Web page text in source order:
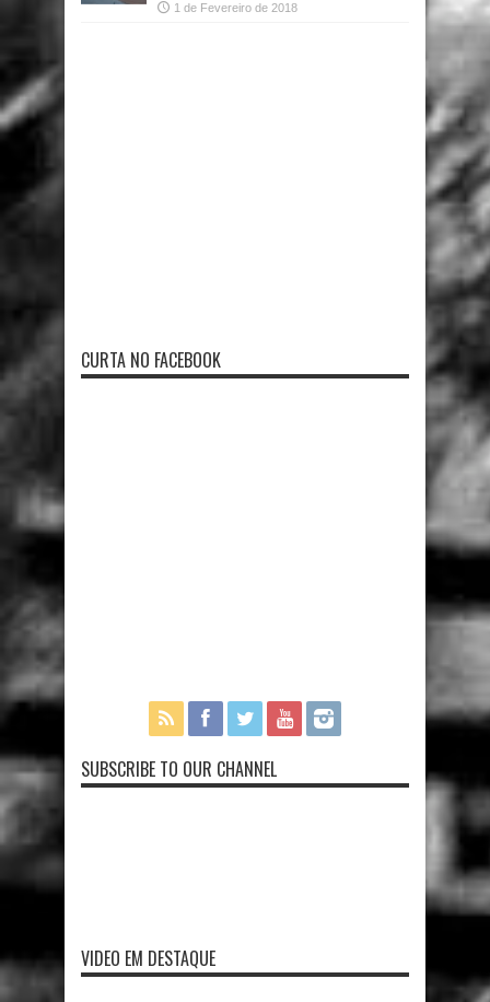
1 de Fevereiro de 2018
CURTA NO FACEBOOK
SUBSCRIBE TO OUR CHANNEL
VIDEO EM DESTAQUE